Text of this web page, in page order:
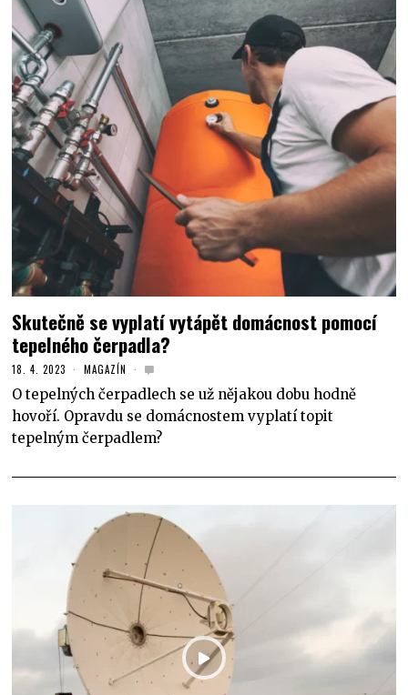
Skutečně se vyplatí vytápět domácnost pomocí
tepelného čerpadla?
18. 4. 2023 MAGAZÍN
O tepelných čerpadlech se už nějakou dobu hodně
hovoří. Opravdu se domácnostem vyplatí topit
tepelným čerpadlem?